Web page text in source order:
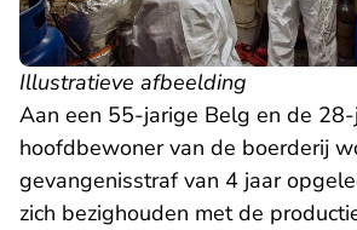
Illustratieve afbeelding
Aan een 55-jarige Belg en de
hoofdbewoner van de boerderij
gevangenisstraf van 4 jaar
zich bezighouden met de